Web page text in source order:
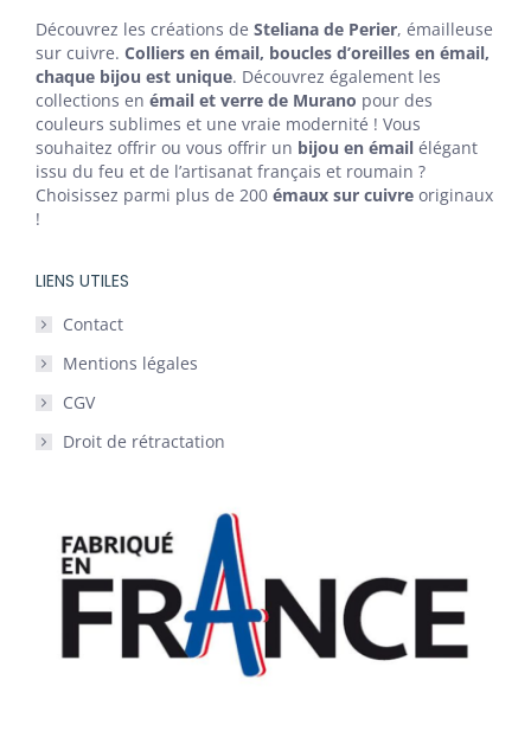
Découvrez les créations de Steliana de Perier, émailleuse
sur cuivre. Colliers en émail, boucles d’oreilles en émail,
chaque bijou est unique. Découvrez également les
collections en émail et verre de Murano pour des
couleurs sublimes et une vraie modernité ! Vous
souhaitez offrir ou vous offrir un bijou en émail élégant
issu du feu et de l’artisanat français et roumain ?
Choisissez parmi plus de 200 émaux sur cuivre originaux
!
LIENS UTILES
Contact
Mentions légales
CGV
Droit de rétractation